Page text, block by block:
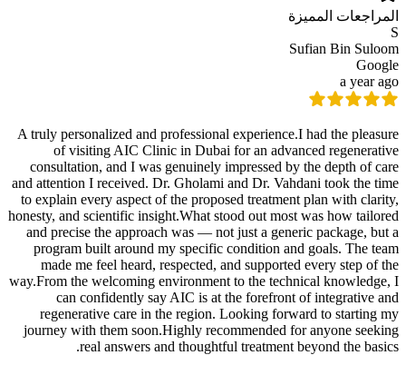
المراجعات المميزة
S
Sufian Bin Suloom
Google
a year ago
A truly personalized and professional experience.I had the pleasure
of visiting AIC Clinic in Dubai for an advanced regenerative
consultation, and I was genuinely impressed by the depth of care
and attention I received. Dr. Gholami and Dr. Vahdani took the time
to explain every aspect of the proposed treatment plan with clarity,
honesty, and scientific insight.What stood out most was how tailored
and precise the approach was — not just a generic package, but a
program built around my specific condition and goals. The team
made me feel heard, respected, and supported every step of the
way.From the welcoming environment to the technical knowledge, I
can confidently say AIC is at the forefront of integrative and
regenerative care in the region. Looking forward to starting my
journey with them soon.Highly recommended for anyone seeking
real answers and thoughtful treatment beyond the basics.